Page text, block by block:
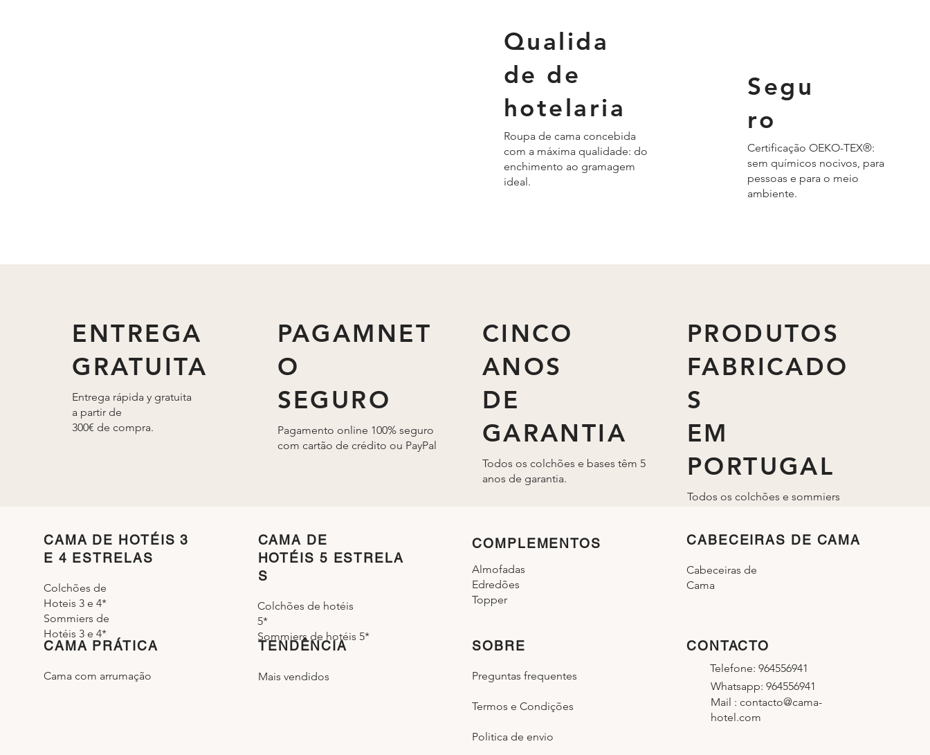
Qualida
de de
hotelaria
Roupa de cama concebida
com a máxima qualidade: do
enchimento ao gramagem
ideal.
Segu
ro
Certificação OEKO-TEX®:
sem químicos nocivos, para
pessoas e para o meio
ambiente.
ENTREGA
GRATUITA
Entrega rápida y gratuita
a partir de
300€ de compra.
PAGAMNET
O
SEGURO
Pagamento online 100% seguro
com cartão de crédito ou PayPal
CINCO
ANOS
DE
GARANTIA
Todos os colchões e bases têm 5
anos de garantia.
PRODUTOS
FABRICADO
S
EM
PORTUGAL
Todos os colchões e sommiers
CABECEIRAS DE CAMA
Cabeceiras de
Cama
TENDÊNCIA
Mais vendidos
COMPLEMENTOS
Almofadas
Edredões
Topper
CAMA DE
HOTÉIS 5 ESTRELA
S
Colchões de hotéis
5*
Sommiers de hotéis 5*
CAMA DE HOTÉIS 3
E 4 ESTRELAS
Colchões de
Hoteis 3 e 4*
Sommiers de
Hotéis 3 e 4*
CAMA PRÁTICA
Cama com arrumação
SOBRE
Preguntas frequentes
Termos e Condições
Politica de envio
CONTACTO
Telefone: 964556941
Whatsapp: 964556941
Mail : contacto@cama-
hotel.com